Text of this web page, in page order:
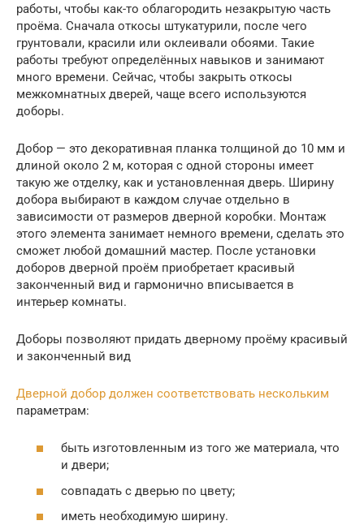
работы, чтобы как-то облагородить незакрытую часть
проёма. Сначала откосы штукатурили, после чего
грунтовали, красили или оклеивали обоями. Такие
работы требуют определённых навыков и занимают
много времени. Сейчас, чтобы закрыть откосы
межкомнатных дверей, чаще всего используются
доборы.
Добор — это декоративная планка толщиной до 10 мм и
длиной около 2 м, которая с одной стороны имеет
такую же отделку, как и установленная дверь. Ширину
добора выбирают в каждом случае отдельно в
зависимости от размеров дверной коробки. Монтаж
этого элемента занимает немного времени, сделать это
сможет любой домашний мастер. После установки
доборов дверной проём приобретает красивый
законченный вид и гармонично вписывается в
интерьер комнаты.
Доборы позволяют придать дверному проёму красивый
и законченный вид
Дверной добор должен соответствовать нескольким
параметрам:
быть изготовленным из того же материала, что
и двери;
совпадать с дверью по цвету;
иметь необходимую ширину.